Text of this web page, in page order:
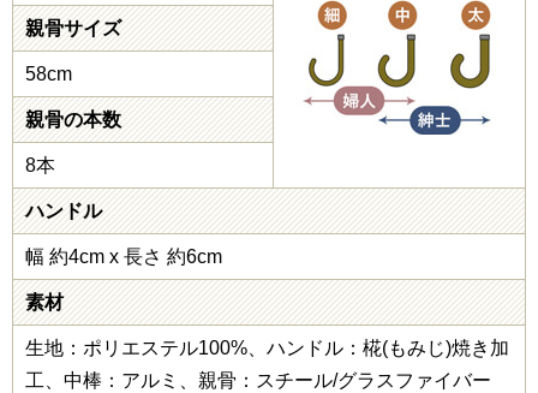
親骨サイズ
58cm
親骨の本数
8本
ハンドル
幅 約4cm x 長さ 約6cm
素材
生地：ポリエステル100%、ハンドル：椛(もみじ)焼き加
工、中棒：アルミ、親骨：スチール/グラスファイバー